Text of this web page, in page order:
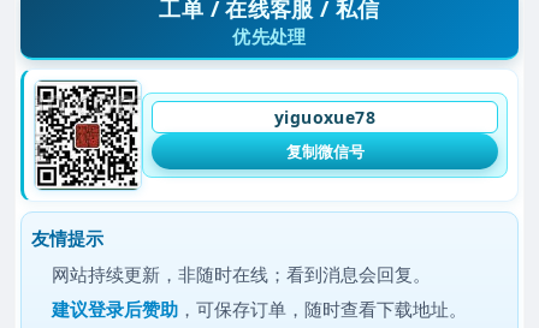
工单 / 在线客服 / 私信
优先处理
yiguoxue78
复制微信号
友情提示
网站持续更新，非随时在线；看到消息会回复。
建议登录后赞助 ，可保存订单，随时查看下载地址。